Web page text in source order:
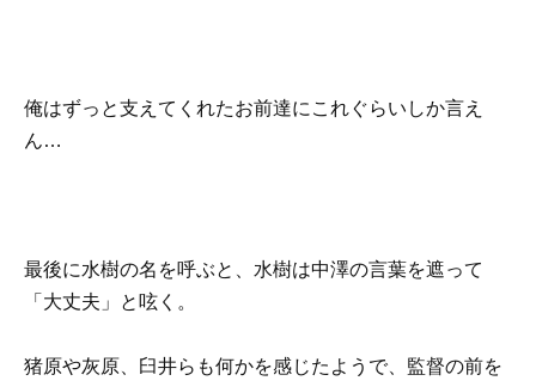
俺はずっと支えてくれたお前達にこれぐらいしか言え
ん…
最後に水樹の名を呼ぶと、水樹は中澤の言葉を遮って
「大丈夫」と呟く。
猪原や灰原、臼井らも何かを感じたようで、監督の前を